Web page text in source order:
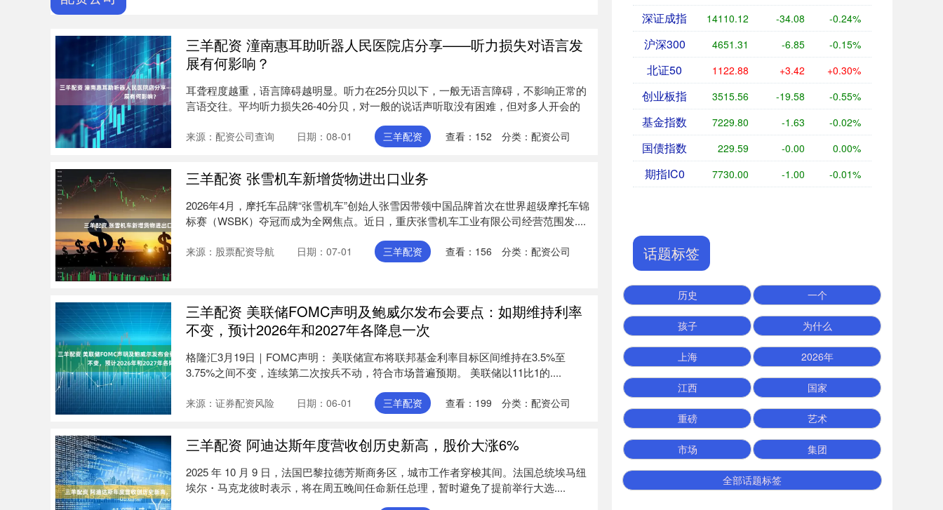
三羊配资 潼南惠耳助听器人民医院店分享——听力损失对语言发
展有何影响？
耳聋程度越重，语言障碍越明显。听力在25分贝以下，一般无语言障碍，不影响正常的
言语交往。平均听力损失26-40分贝，对一般的说话声听取没有困难，但对多人开会的
来源：配资公司查询 日期：08-01 三羊配资 查看： 152 分类：配资公司
三羊配资 张雪机车新增货物进出口业务
2026年4月，摩托车品牌“张雪机车”创始人张雪因带领中国品牌首次在世界超级摩托车锦
标赛（WSBK）夺冠而成为全网焦点。近日，重庆张雪机车工业有限公司经营范围发....
来源：股票配资导航 日期：07-01 三羊配资 查看： 156 分类：配资公司
三羊配资 美联储FOMC声明及鲍威尔发布会要点：如期维持利率
不变，预计2026年和2027年各降息一次
格隆汇3月19日｜FOMC声明： 美联储宣布将联邦基金利率目标区间维持在3.5%至
3.75%之间不变，连续第二次按兵不动，符合市场普遍预期。 美联储以11比1的....
来源：证券配资风险 日期：06-01 三羊配资 查看： 199 分类：配资公司
三羊配资 阿迪达斯年度营收创历史新高，股价大涨6%
2025 年 10 月 9 日，法国巴黎拉德芳斯商务区，城市工作者穿梭其间。法国总统埃马纽
埃尔・马克龙彼时表示，将在周五晚间任命新任总理，暂时避免了提前举行大选....
深证成指 14110.12 -34.08 -0.24%
沪深300 4651.31 -6.85 -0.15%
北证50 1122.88 +3.42 +0.30%
创业板指 3515.56 -19.58 -0.55%
基金指数 7229.80 -1.63 -0.02%
国债指数 229.59 -0.00 0.00%
期指IC0 7730.00 -1.00 -0.01%
话题标签
历史 一个
孩子 为什么
上海 2026年
江西 国家
重磅 艺术
市场 集团
全部话题标签